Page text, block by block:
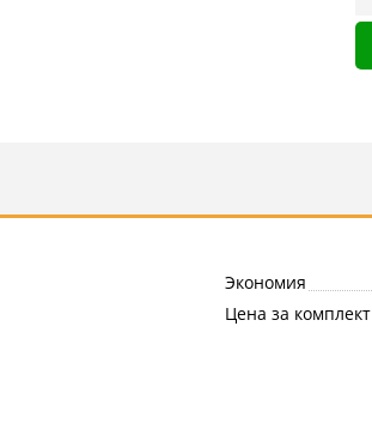
Экономия
Цена за комплект